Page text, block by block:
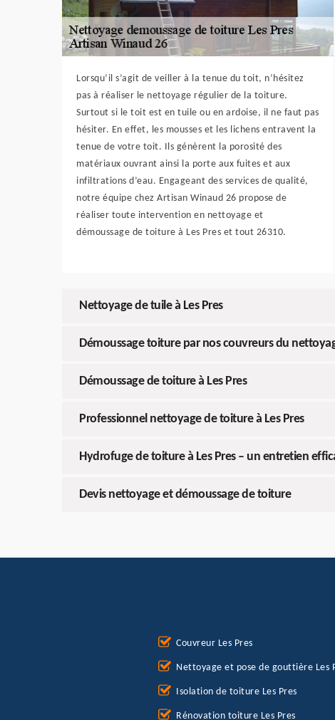
Lorsqu’il s’agit de veiller à la tenue du toit, n’hésitez
pas à réaliser le nettoyage régulier de la toiture.
Surtout si le toit est en tuile ou en ardoise, il ne faut pas
hésiter. En effet, les mousses et les lichens entravent la
tenue de votre toit. Ils génèrent la porosité des
matériaux ouvrant ainsi la porte aux fuites et aux
infiltrations d’eau. Engageant des services de qualité,
notre équipe chez Artisan Winaud 26 propose de
réaliser toute intervention en nettoyage et
démoussage de toiture à Les Pres et tout 26310.
Nettoyage de tuile à Les Pres
Démoussage toiture par nos couvreurs du
Démoussage de toiture à Les Pres
Professionnel nettoyage de toiture à Les Pres
Hydrofuge de toiture à Les Pres – un entretien
Devis nettoyage et démoussage de toiture
Couvreur Les Pres
Nettoyage et pose de gouttière Les
Isolation de toiture Les Pres
Rénovation toiture Les Pres